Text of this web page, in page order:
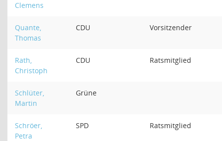
Clemens
Quante,
Thomas
CDU Vorsitzender
Rath,
Christoph
CDU Ratsmitglied
Schlüter,
Martin
Grüne
Schröer,
Petra
SPD Ratsmitglied